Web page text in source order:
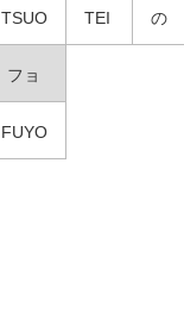
TSUO TEI の
フョ
FUYO